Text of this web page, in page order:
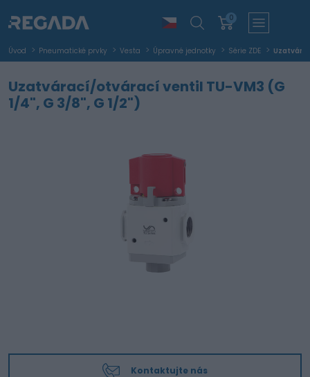
0
Úvod Pneumatické prvky Vesta Úpravné jednotky Série ZDE
Uzatvárací/otvárací ventil TU-VM3 (G
1/4", G 3/8", G 1/2")
Kontaktujte nás